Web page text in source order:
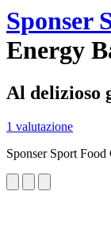
Sponser
Energy
Al delizioso
1 valutazione
Sponser Sport